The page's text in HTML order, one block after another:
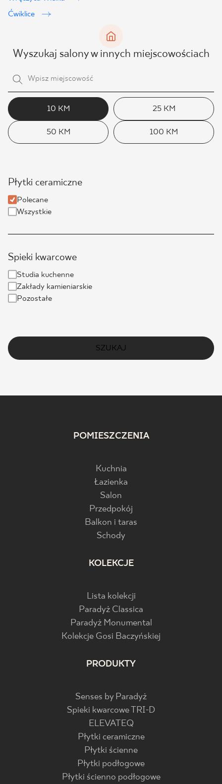
Ćwiklice
Wyszukaj salony w innych miejscowościach
10 KM 25 KM
50 KM 100 KM
Płytki ceramiczne
Polecane
Wszystkie
Spieki kwarcowe
Studia kuchenne
Zakłady kamieniarskie
Pozostałe
SZUKAJ
POMIESZCZENIA
Kuchnia
Łazienka
Salon
Przedpokój
Balkon i taras
Schody
KOLEKCJE
Lista kolekcji
Paradyż Classica
Paradyż Monumental
Kolekcje Gosi Baczyńskiej
PRODUKTY
Senses by Paradyż
Spieki kwarcowe TRI-D
ELEVATEQ
Płytki ceramiczne
Płytki ścienne
Płytki podłogowe
Płytki ścienno podłogowe